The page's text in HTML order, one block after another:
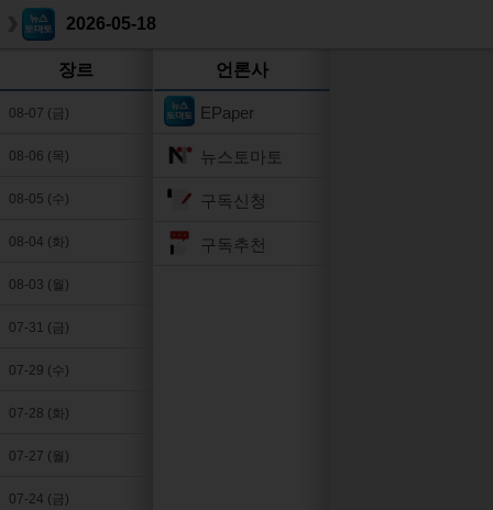
2026-05-18
장르
08-07 (금)
08-06 (목)
08-05 (수)
08-04 (화)
08-03 (월)
07-31 (금)
07-29 (수)
07-28 (화)
07-27 (월)
07-24 (금)
언론사
EPaper
뉴스토마토
구독신청
구독추천